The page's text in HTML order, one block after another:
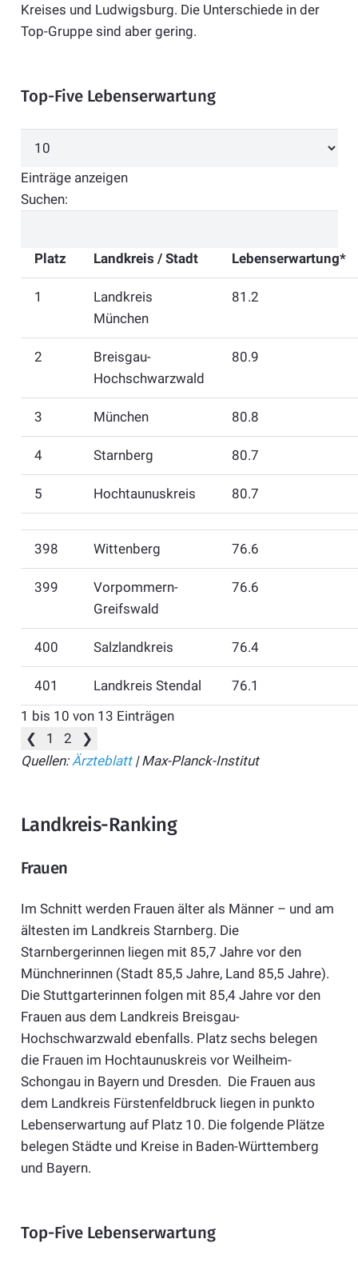
Kreises und Ludwigsburg. Die Unterschiede in der
Top-Gruppe sind aber gering.
Top-Five Lebenserwartung
Einträge anzeigen
Suchen:
Platz Landkreis / Stadt Lebenserwartung*
1
Landkreis
München
81.2
2
Breisgau-
Hochschwarzwald
80.9
3 München 80.8
4 Starnberg 80.7
5 Hochtaunuskreis 80.7
398 Wittenberg 76.6
399
Vorpommern-
Greifswald
76.6
400 Salzlandkreis 76.4
401 Landkreis Stendal
76.1
1 bis 10 von 13 Einträgen
❮
1 2
❯
Quellen:Ärzteblatt| Max-Planck-Institut
Landkreis-Ranking
Frauen
Im Schnitt werden Frauen älter als Männer – und am
ältesten im Landkreis Starnberg. Die
Starnbergerinnen liegen mit 85,7 Jahre vor den
Münchnerinnen (Stadt 85,5 Jahre, Land 85,5 Jahre).
Die Stuttgarterinnen folgen mit 85,4 Jahre vor den
Frauen aus dem Landkreis Breisgau-
Hochschwarzwald ebenfalls. Platz sechs belegen
die Frauen im Hochtaunuskreis vor Weilheim-
Schongau in Bayern und Dresden. Die Frauen aus
dem Landkreis Fürstenfeldbruck liegen in punkto
Lebenserwartung auf Platz 10. Die folgende Plätze
belegen Städte und Kreise in Baden-Württemberg
und Bayern.
Top-Five Lebenserwartung